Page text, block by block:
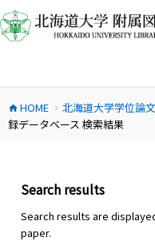
ン
テ
ス
キ
home HOME chevron_right 北海道大学学位論
録データベース 検索結果
Search results
Search results are
paper.